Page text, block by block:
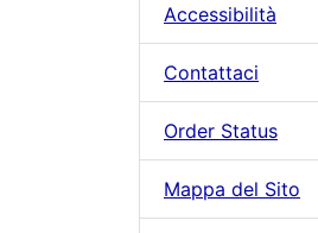
Accessibilità
Contattaci
Order Status
Mappa del Sito